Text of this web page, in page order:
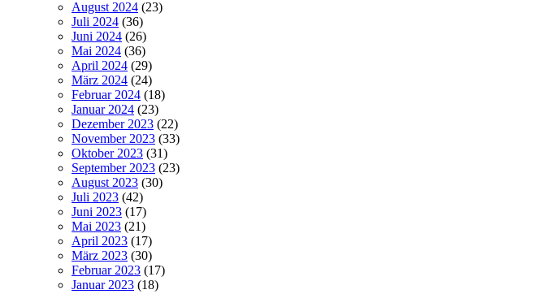
August 2024 (23)
Juli 2024 (36)
Juni 2024 (26)
Mai 2024 (36)
April 2024 (29)
März 2024 (24)
Februar 2024 (18)
Januar 2024 (23)
Dezember 2023 (22)
November 2023 (33)
Oktober 2023 (31)
September 2023 (23)
August 2023 (30)
Juli 2023 (42)
Juni 2023 (17)
Mai 2023 (21)
April 2023 (17)
März 2023 (30)
Februar 2023 (17)
Januar 2023 (18)